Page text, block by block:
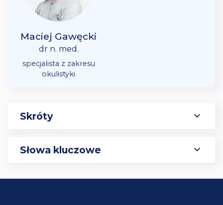
Maciej Gawęcki
dr n. med.
specjalista z zakresu
okulistyki
Skróty expand_more
Słowa kluczowe expand_more